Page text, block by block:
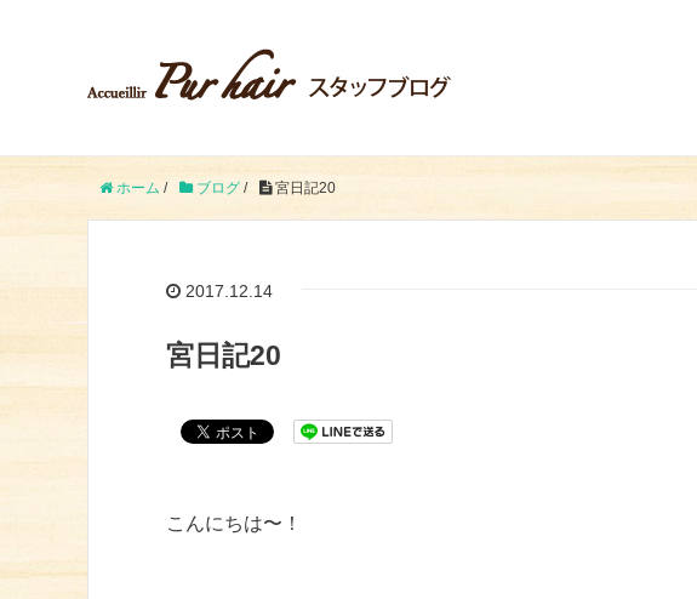
ホーム / ブログ / 宮日記20
2017.12.14
宮日記20
こんにちは〜！